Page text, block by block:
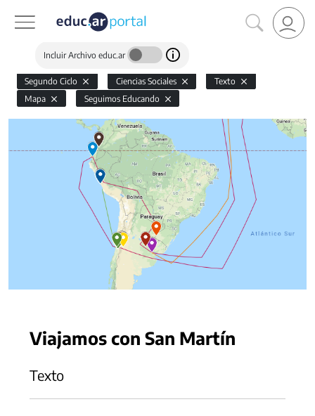
Incluir Archivo educ.ar
Segundo Ciclo Ciencias Sociales
Texto
Mapa
Seguimos Educando
Viajamos con San Martín
Texto